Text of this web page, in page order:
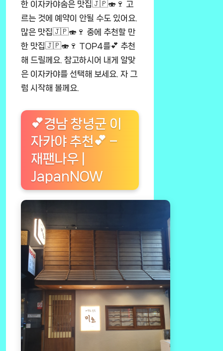
한 이자카야숨은 맛집🇯🇵🍣🍷 고
르는 것에 예약이 안될 수도 있어요.
많은 맛집🇯🇵🍣🍷 중에 추천할 만
한 맛집🇯🇵🍣🍷 TOP4를💕 추천
해 드릴께요. 참고하시어 내게 알맞
은 이자카야를 선택해 보세요. 자 그
럼 시작해 볼께요.
💕경남 창녕군 이
자카야 추천💕 –
재팬나우 |
JapanNOW